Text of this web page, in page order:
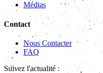
Médias
Contact
Nous Contacter
FAQ
Suivez l'actualité :